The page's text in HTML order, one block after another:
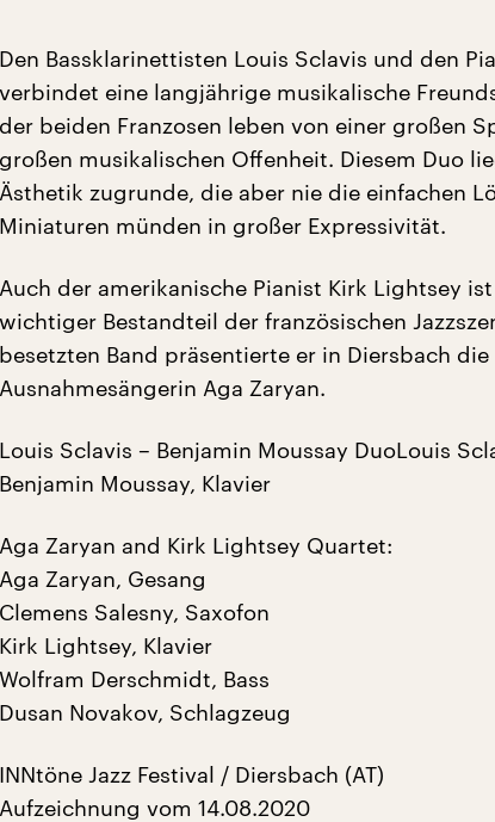
Den Bassklarinettisten Louis Sclavis und den
verbindet eine langjährige musikalische
der beiden Franzosen leben von einer großen
großen musikalischen Offenheit. Diesem Duo
Ästhetik zugrunde, die aber nie die einfachen
Miniaturen münden in großer Expressivität.
Auch der amerikanische Pianist Kirk Lightsey
wichtiger Bestandteil der französischen
besetzten Band präsentierte er in Diersbach
Ausnahmesängerin Aga Zaryan.
Louis Sclavis – Benjamin Moussay DuoLouis
Benjamin Moussay, Klavier
Aga Zaryan and Kirk Lightsey Quartet:
Aga Zaryan, Gesang
Clemens Salesny, Saxofon
Kirk Lightsey, Klavier
Wolfram Derschmidt, Bass
Dusan Novakov, Schlagzeug
INNtöne Jazz Festival / Diersbach (AT)
Aufzeichnung vom 14.08.2020